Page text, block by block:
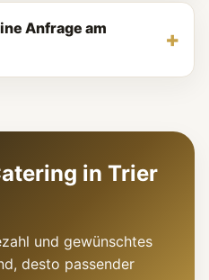
Anfrage am
in Trier
und gewünschtes
desto passender